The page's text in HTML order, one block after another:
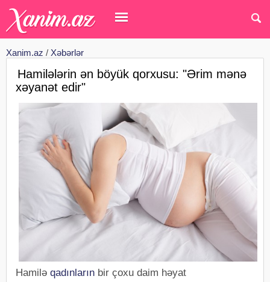
Xanim.az / Xəbərlər
Hamilələrin ən böyük qorxusu: "Ərim mənə
xəyanət edir"
Hamilə qadınların bir çoxu daim həyat